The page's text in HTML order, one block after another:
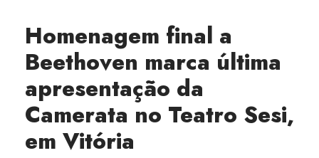
Homenagem final a
Beethoven marca última
apresentação da
Camerata no Teatro Sesi,
em Vitória